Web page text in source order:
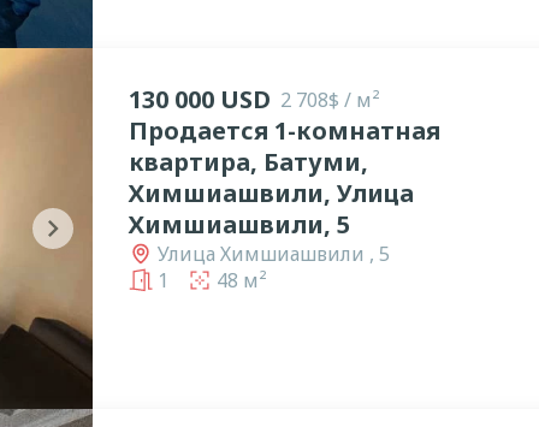
chevron_right
130 000 USD 2 708$ / м²
Продается 1-комнатная
квартира, Батуми,
Химшиашвили, Улица
Химшиашвили, 5
Улица Химшиашвили , 5
1
48 м²